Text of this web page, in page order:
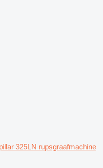
325LN rupsgraafmachine